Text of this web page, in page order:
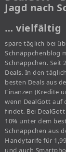
Jagd nach
… vielfältig
spare täglich bei
Schnäppchenblog
Schnäppchen. Seit
Deals. In den
besten Deals aus
Finanzen (Kredite
wenn DealGott auf
findet. Bei
10% unter dem
Schnäppchen aus
Handytarife für
und auch